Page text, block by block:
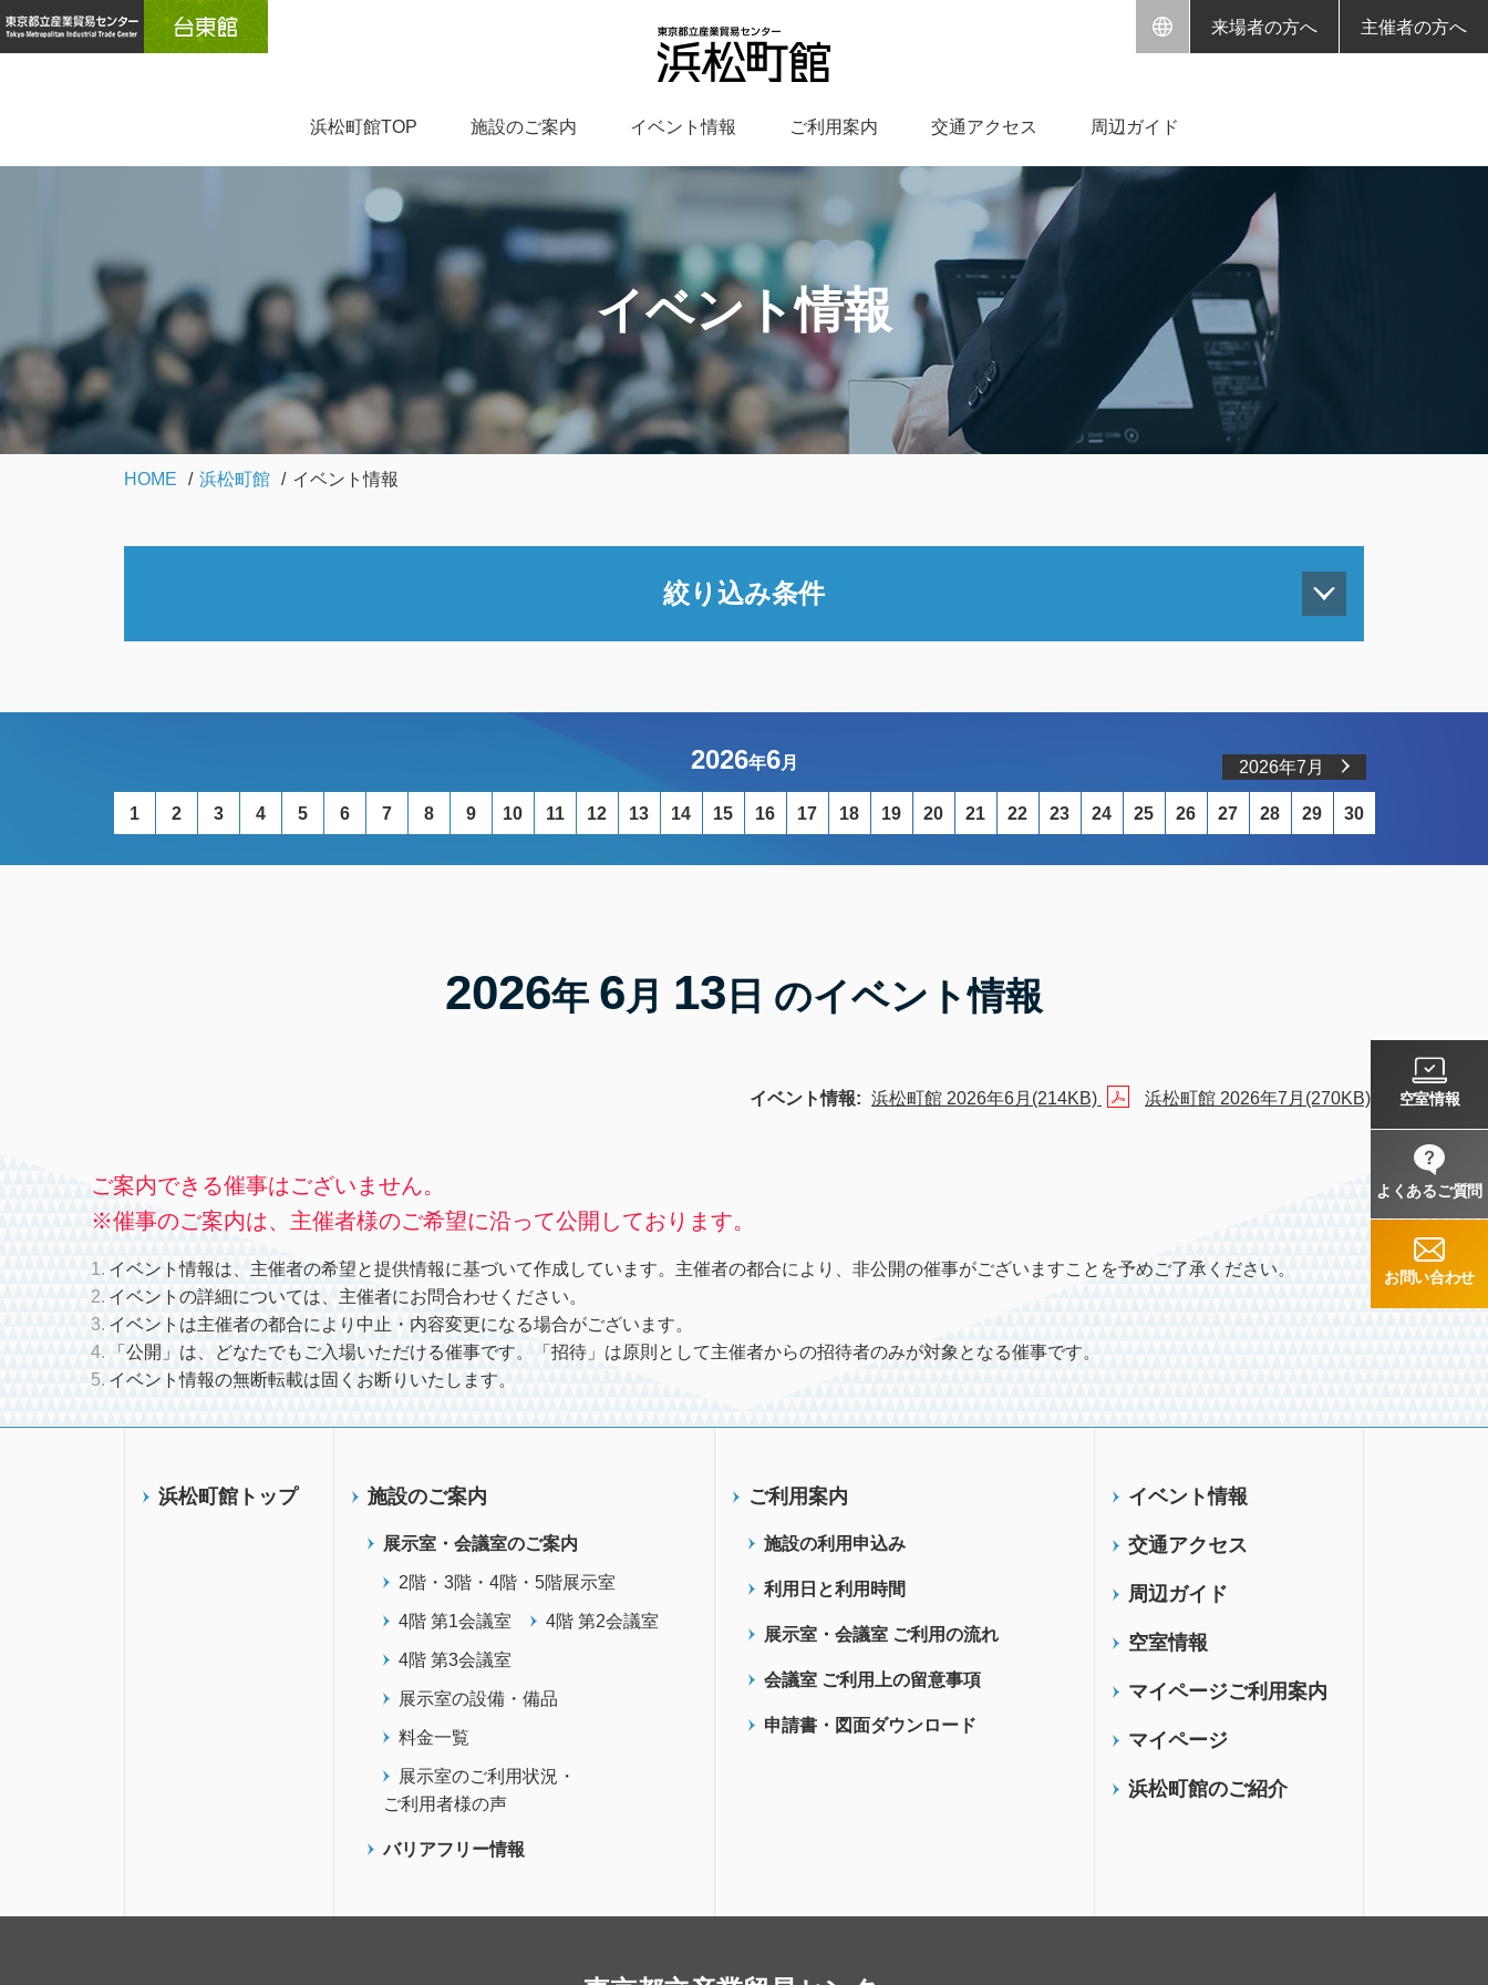
来場者の方へ 主催者の方へ
浜松町館TOP 施設のご案内 イベント情報 ご利用案内 交通アクセス 周辺ガイド
イベント情報
HOME 浜松町館 イベント情報
絞り込み条件
2026年6月 2026年7月
1 2 3 4 5 6 7 8 9 10 11 12 13 14 15 16 17 18 19 20 21 22 23 24 25 26 27 28 29 30
2026年 6月 13 日 のイベント情報
イベント情報: 浜松町館 2026年6月(214KB) 浜松町館 2026年7月(270KB)
ご案内できる催事はございません。
※催事のご案内は、主催者様のご希望に沿って公開しております。
イベント情報は、主催者の希望と提供情報に基づいて作成しています。主催者の都合により、非公開の催事がございますことを予めご了承ください。
イベントの詳細については、主催者にお問合わせください。
イベントは主催者の都合により中止・内容変更になる場合がございます。
「公開」は、どなたでもご入場いただける催事です。「招待」は原則として主催者からの招待者のみが対象となる催事です。
イベント情報の無断転載は固くお断りいたします。
空室情報
よくあるご質問
お問い合わせ
浜松町館トップ 施設のご案内
展示室・会議室のご案内
2階・3階・4階・5階展示室
4階 第1会議室 4階 第2会議室
4階 第3会議室
展示室の設備・備品
料金一覧
展示室のご利用状況・
ご利用者様の声
バリアフリー情報
ご利用案内
施設の利用申込み
利用日と利用時間
展示室・会議室 ご利用の流れ
会議室 ご利用上の留意事項
申請書・図面ダウンロード
イベント情報
交通アクセス
周辺ガイド
空室情報
マイページご利用案内
マイページ
浜松町館のご紹介